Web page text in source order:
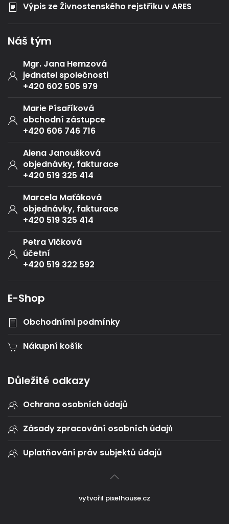
Výpis ze Živnostenského rejstříku v ARES
Náš tým
Mgr. Jana Hemzová
jednatel společnosti
+420 602 505 979
Marie Písaříková
obchodní zástupce
+420 606 746 716
Alena Janoušková
objednávky, fakturace
+420 519 325 414
Marcela Maťáková
objednávky, fakturace
+420 519 325 414
Petra Vlčková
účetní
+420 519 322 592
E-Shop
Obchodními podmínky
Nákupní košík
Důležité odkazy
Ochrana osobních údajů
Zásady zpracování osobních údajů
Uplatňování práv subjektů údajů
vytvořil pixelhouse.cz